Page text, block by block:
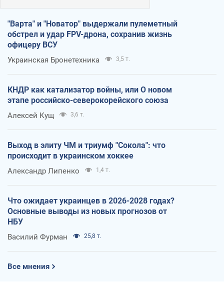
"Варта" и "Новатор" выдержали пулеметный
обстрел и удар FPV-дрона, сохранив жизнь
офицеру ВСУ
Украинская Бронетехника 3,5 т.
КНДР как катализатор войны, или О новом
этапе российско-северокорейского союза
Алексей Кущ 3,6 т.
Выход в элиту ЧМ и триумф "Сокола": что
происходит в украинском хоккее
Александр Липенко 1,4 т.
Что ожидает украинцев в 2026-2028 годах?
Основные выводы из новых прогнозов от
НБУ
Василий Фурман 25,8 т.
Все мнения